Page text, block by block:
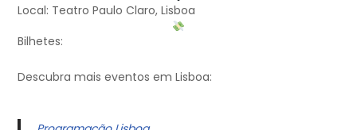
Local: Teatro Paulo Claro, Lisboa
Bilhetes:
Descubra mais eventos em Lisboa: